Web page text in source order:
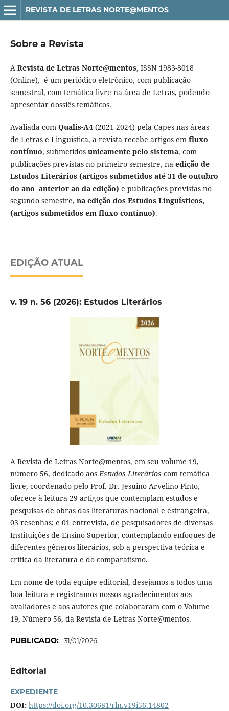
REVISTA DE LETRAS NORTE@MENTOS
Sobre a Revista
A Revista de Letras Norte@mentos, ISSN 1983-8018
(Online), é um periódico eletrônico, com publicação
semestral, com temática livre na área de Letras, podendo
apresentar dossiês temáticos.
Avaliada com Qualis-A4(2021-2024) pela Capes nas áreas
de Letras e Linguística, a revista recebe artigos em fluxo
contínuo, submetidos unicamente pelo sistema, com
publicações previstas no primeiro semestre, na edição de
Estudos Literários (artigos submetidos até 31 de outubro
do ano anterior ao da edição) e publicações previstas no
segundo semestre, na edição dos Estudos Linguísticos,
(artigos submetidos em fluxo contínuo).
EDIÇÃO ATUAL
v. 19 n. 56 (2026): Estudos Literários
A Revista de Letras Norte@mentos, em seu volume 19,
número 56, dedicado aosEstudos Literários com temática
livre, coordenado pelo Prof. Dr. Jesuino Arvelino Pinto,
oferece à leitura 29 artigos que contemplam estudos e
pesquisas de obras das literaturas nacional e estrangeira,
03 resenhas; e 01 entrevista, de pesquisadores de diversas
Instituições de Ensino Superior, contemplando enfoques de
diferentes gêneros literários, sob a perspectiva teórica e
crítica da literatura e do comparatismo.
Em nome de toda equipe editorial, desejamos a todos uma
boa leitura e registramos nossos agradecimentos aos
avaliadores e aos autores que colaboraram com o Volume
19, Número 56, da Revista de Letras Norte@mentos.
PUBLICADO: 31/01/2026
Editorial
EXPEDIENTE
DOI: https://doi.org/10.30681/rln.v19i56.14802